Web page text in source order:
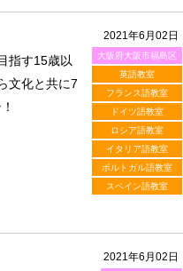
2021年6月02日
大阪府大阪市福島区
英語教室
フランス語教室
ドイツ語教室
ロシア語教室
イタリア語教室
ポルトガル語教室
スペイン語教室
指す15歳以
文化と共に7
2021年6月02日